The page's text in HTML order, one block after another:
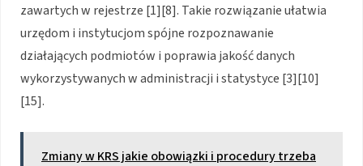
zawartych w rejestrze [1][8]. Takie rozwiązanie ułatwia
urzędom i instytucjom spójne rozpoznawanie
działających podmiotów i poprawia jakość danych
wykorzystywanych w administracji i statystyce [3][10]
[15].
Zmiany w KRS jakie obowiązki i procedury trzeba